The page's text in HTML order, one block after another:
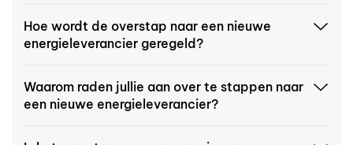
Hoe wordt de overstap naar een nieuwe
energieleverancier geregeld?
Waarom raden jullie aan over te stappen naar
een nieuwe energieleverancier?